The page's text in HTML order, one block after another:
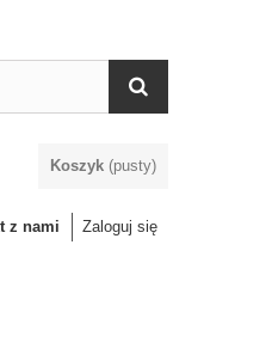
Koszyk (pusty)
Zaloguj się
z nami